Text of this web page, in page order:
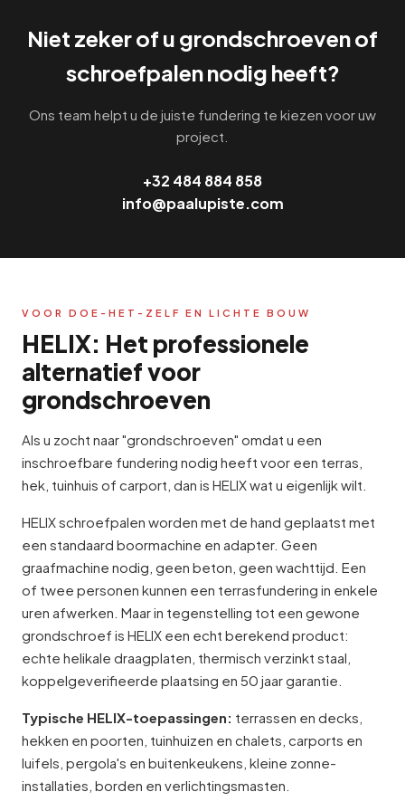
Niet zeker of u grondschroeven of
schroefpalen nodig heeft?
Ons team helpt u de juiste fundering te kiezen voor uw
project.
+32 484 884 858
info@paalupiste.com
VOOR DOE-HET-ZELF EN LICHTE BOUW
HELIX: Het professionele
alternatief voor
grondschroeven
Als u zocht naar "grondschroeven" omdat u een
inschroefbare fundering nodig heeft voor een terras,
hek, tuinhuis of carport, dan is HELIX wat u eigenlijk wilt.
HELIX schroefpalen worden met de hand geplaatst met
een standaard boormachine en adapter. Geen
graafmachine nodig, geen beton, geen wachttijd. Een
of twee personen kunnen een terrasfundering in enkele
uren afwerken. Maar in tegenstelling tot een gewone
grondschroef is HELIX een echt berekend product:
echte helikale draagplaten, thermisch verzinkt staal,
koppelgeverifieerde plaatsing en 50 jaar garantie.
Typische HELIX-toepassingen: terrassen en decks,
hekken en poorten, tuinhuizen en chalets, carports en
luifels, pergola's en buitenkeukens, kleine zonne-
installaties, borden en verlichtingsmasten.